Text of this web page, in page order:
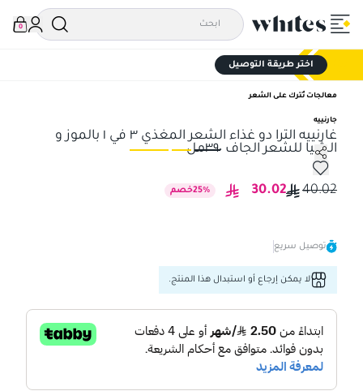
0
اختر طريقة التوصيل
معالجات تُترك على الشعر
جارنييه
غارنييه الترا دو غذاء الشعر المغذي ٣ في ١ بالموز و
الشيا للشعر الجاف ٣٩٠مل
غارنييه الترا دو غذاء الشعر المغذي ٣ في ١ بالموز و الشيا للشعر الجاف ٣٩٠مل
40.02
30.02
25% خصم
توصيل سريع
لا يمكن إرجاع أو استبدال هذا المنتج.